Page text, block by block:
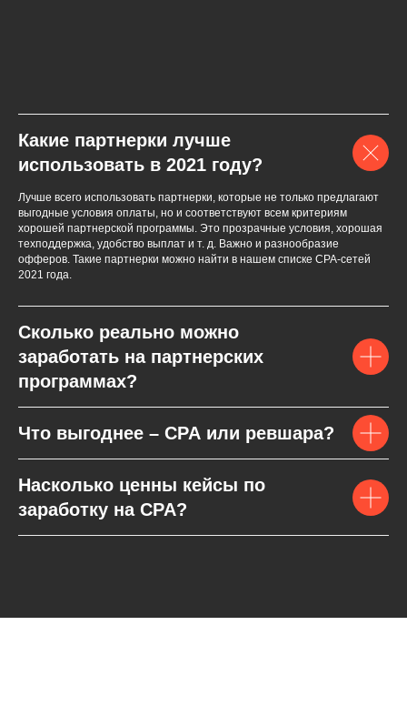
Какие партнерки лучше
использовать в 2021 году?
Лучше всего использовать партнерки, которые не только предлагают
выгодные условия оплаты, но и соответствуют всем критериям
хорошей партнерской программы. Это прозрачные условия, хорошая
техподдержка, удобство выплат и т. д. Важно и разнообразие
офферов. Такие партнерки можно найти в нашем списке СPA-сетей
2021 года.
Сколько реально можно
заработать на партнерских
программах?
Что выгоднее – CPA или ревшара?
Насколько ценны кейсы по
заработку на CPA?